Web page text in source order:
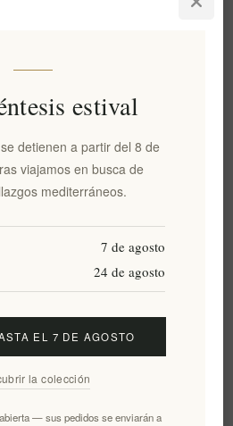
excl impuestos
30 días:: €27,50 excl impuestos
AÑADIR AL CARRITO
a la lista de deseos
electrónico a un amigo
estival
detienen a partir del 8 de
viajamos en busca de
mediterráneos.
7 de agosto
24 de agosto
EL 7 DE AGOSTO
la colección
— sus pedidos se enviarán a